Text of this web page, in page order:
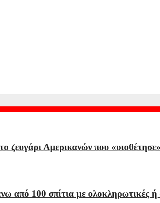
Αμερικανών που
100 σπίτια με ολοκληρωτικές ή